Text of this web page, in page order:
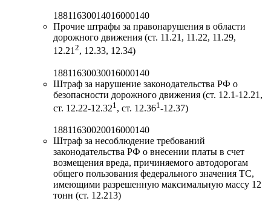
18811630014016000140
Прочие штрафы за правонарушения в области
дорожного движения (ст. 11.21, 11.22, 11.29,
12.212, 12.33, 12.34)
18811630030016000140
Штраф за нарушение законодательства РФ о
безопасности дорожного движения (ст. 12.1-12.21,
ст. 12.22-12.321 , ст. 12.361 -12.37)
18811630020016000140
Штраф за несоблюдение требований
законодательства РФ о внесении платы в счет
возмещения вреда, причиняемого автодорогам
общего пользования федерального значения ТС,
имеющими разрешенную максимальную массу 12
тонн (ст. 12.213)